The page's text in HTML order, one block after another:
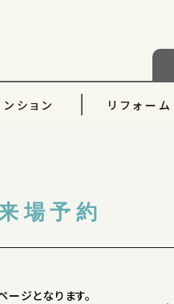
ション リフォーム
場予約
ージとなります。